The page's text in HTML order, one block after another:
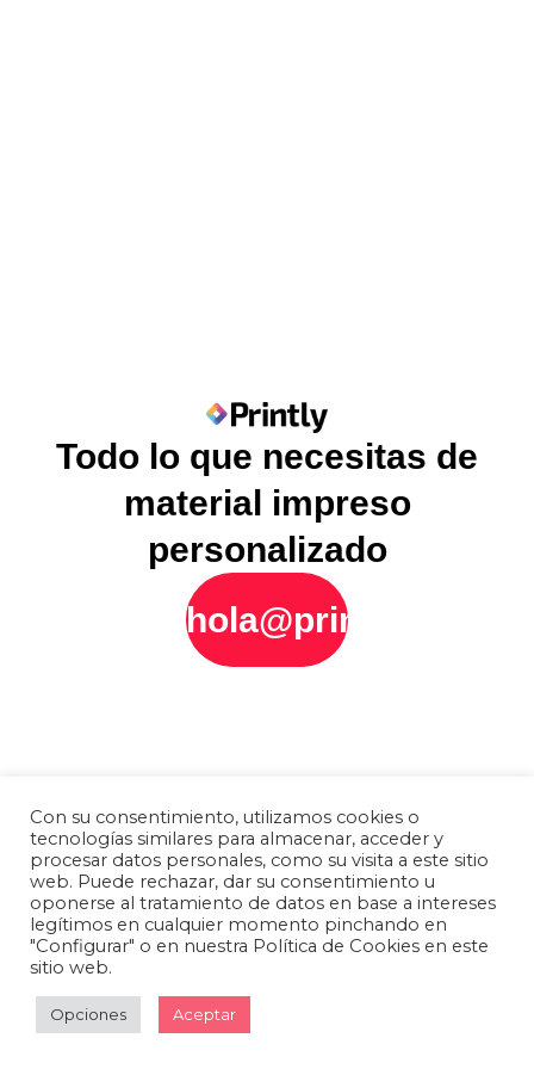
Todo lo que necesitas de
material impreso
personalizado
hola@printly.es
Con su consentimiento, utilizamos cookies o
tecnologías similares para almacenar, acceder y
procesar datos personales, como su visita a este sitio
web. Puede rechazar, dar su consentimiento u
oponerse al tratamiento de datos en base a intereses
legítimos en cualquier momento pinchando en
"Configurar" o en nuestra Política de Cookies en este
sitio web.
Opciones Aceptar